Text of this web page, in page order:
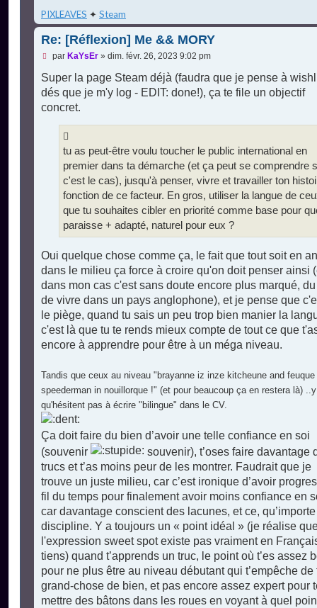
PIXLEAVES ✦ Steam
Re: [Réflexion] Me && MORY
M
s
s
a
g
par KaYsEr» dim. févr. 26, 2023 9:02 pm
Super la page Steam déjà (faudra que je pense à
dés que je m'y log - EDIT: done!), ça te file un objectif
concret.
tu as peut-être voulu toucher le public international en
premier dans ta démarche (et ça peut se comprendre
c'est le cas), jusqu'à penser, vivre et travailler ton
fonction de ce facteur. En gros, utiliser la langue de
que tu souhaites cibler en priorité comme base pour
paraisse + adapté, naturel pour eux ?
Oui quelque chose comme ça, le fait que tout soit en
dans le milieu ça force à croire qu'on doit penser ainsi
dans mon cas c'est sans doute encore plus marqué,
de vivre dans un pays anglophone), et je pense que
le piège, quand tu sais un peu trop bien manier la
c'est là que tu te rends mieux compte de tout ce que
encore à apprendre pour être à un méga niveau.
Tandis que ceux au niveau "brayanne iz inze kitcheune and feuque
speederman in nouillorque !" (et pour beaucoup ça en restera là)
qu'hésitent pas à écrire "bilingue" dans le CV.
Ça doit faire du bien d’avoir une telle confiance en soi
(souvenir
souvenir), t’oses faire davantage
trucs et t’as moins peur de les montrer. Faudrait que je
trouve un juste milieu, car c’est ironique d’avoir
fil du temps pour finalement avoir moins confiance en
car davantage conscient des lacunes, et ce,
discipline. Y a toujours un « point idéal » (je réalise
l'expression sweet spot existe pas vraiment en
tiens) quand t’apprends un truc, le point où t’es assez
pour ne plus être au niveau débutant qui t’empêche de
grand-chose de bien, et pas encore assez expert pour
mettre des bâtons dans les roues en voyant à quel